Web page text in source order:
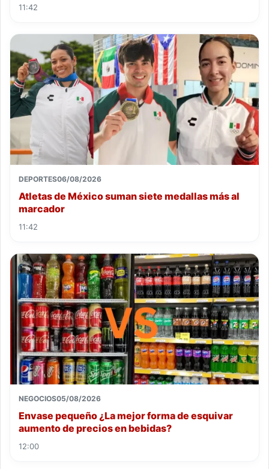
11:42
DEPORTES06/08/2026
Atletas de México suman siete medallas más al
marcador
11:42
NEGOCIOS05/08/2026
Envase pequeño ¿La mejor forma de esquivar
aumento de precios en bebidas?
12:00